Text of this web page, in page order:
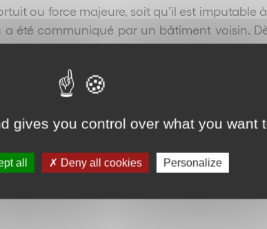
ou force majeure, soit qu’il est
a été communiqué par un bâtiment voisin.
pas un cas fortuit, la communication
responsabilité.
Article 1719 du code civil
, 9
gives you control over what you want
all Deny all cookies Personalize